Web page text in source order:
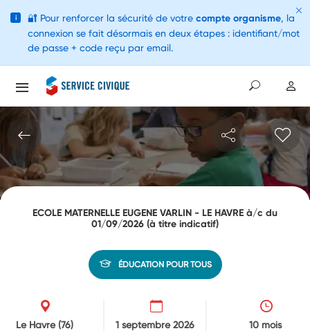
ECOLE MATERNELLE EUGENE VARLIN - LE HAVRE à/c du
01/09/2026 (à titre indicatif)
ÉDUCATION POUR TOUS
Le Havre(76) 1 septembre 2026 10 mois
i 🔐 Pour renforcer la sécurité de votre compte organisme, la
connexion se fait désormais en deux étapes : identifiant/mot
de passe + code reçu par email.